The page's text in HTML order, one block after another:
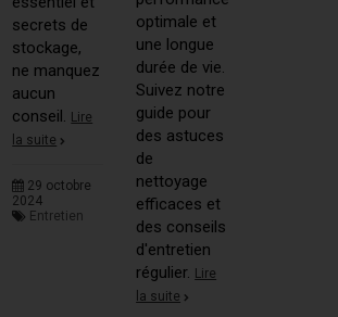
secrets de
stockage,
ne manquez
aucun
conseil. Lire
la suite
29 octobre
2024
Entretien
optimale et
une longue
durée de vie.
Suivez notre
guide pour
des astuces
de
nettoyage
efficaces et
des conseils
d'entretien
régulier. Lire
la suite